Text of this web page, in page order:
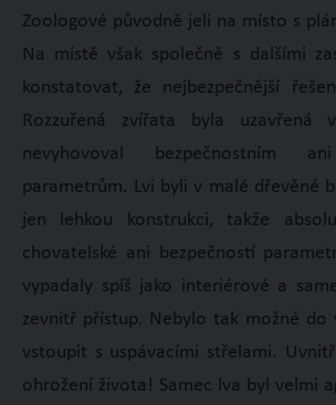
Zoologové původně jeli na místo s
Na místě však společně s dalšími
konstatovat, že nejbezpečnější
Rozzuřená zvířata byla uzavřená
nevyhovoval bezpečnostním
parametrům. Lvi byli v malé dřevěné
jen lehkou konstrukci, takže
chovatelské ani bezpečností
vypadaly spíš jako interiérové a
zevnitř přístup. Nebylo tak možné do
vstoupit s uspávacími střelami.
ohrožení života! Samec lva byl velmi